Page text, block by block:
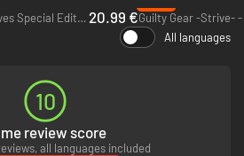
FATAL FURY: City of the Wolves Special Edition - PC (Steam) 20.99 €Guilty Gear -Strive- -
All languages
10
review score
all languages included